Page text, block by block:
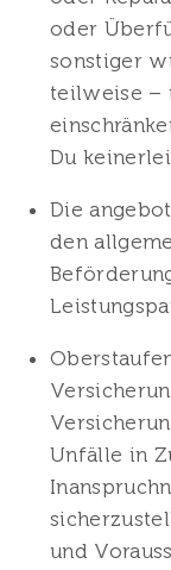
oder
sonstiger
teilweise –
Du
Die
den
Unfälle in
und